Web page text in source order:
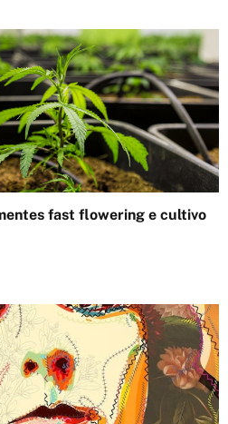
fast flowering e cultivo